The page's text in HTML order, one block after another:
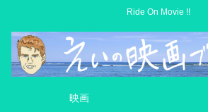
Ride On Movie !!
映画